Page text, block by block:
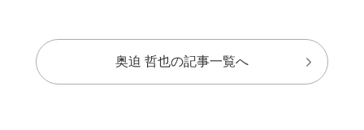
奥迫 哲也の記事一覧へ